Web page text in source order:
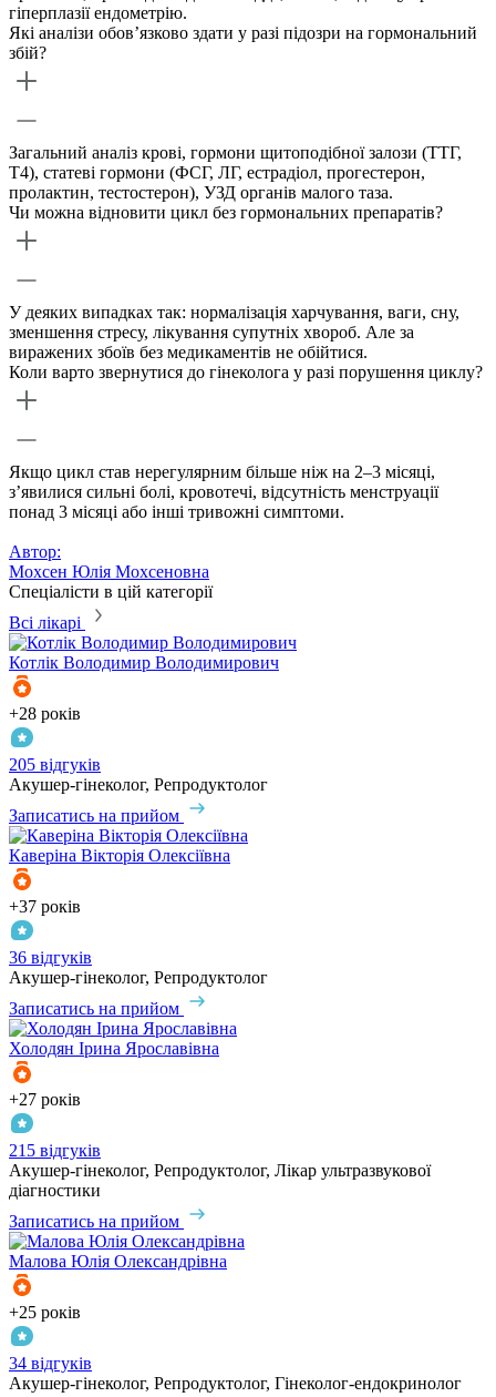
гіперплазії ендометрію.
Які аналізи обов’язково здати у разі підозри на гормональний
збій?
Загальний аналіз крові, гормони щитоподібної залози (ТТГ,
Т4), статеві гормони (ФСГ, ЛГ, естрадіол, прогестерон,
пролактин, тестостерон), УЗД органів малого таза.
Чи можна відновити цикл без гормональних препаратів?
У деяких випадках так: нормалізація харчування, ваги, сну,
зменшення стресу, лікування супутніх хвороб. Але за
виражених збоїв без медикаментів не обійтися.
Коли варто звернутися до гінеколога у разі порушення циклу?
Якщо цикл став нерегулярним більше ніж на 2–3 місяці,
з’явилися сильні болі, кровотечі, відсутність менструації
понад 3 місяці або інші тривожні симптоми.
Автор:
Мохсен Юлія Мохсеновна
Спеціалісти в цій категорії
Всі лікарі
Котлік Володимир Володимирович
+28 років
205 відгуків
Акушер-гінеколог, Репродуктолог
Записатись на прийом
Каверіна Вікторія Олексіївна
+37 років
36 відгуків
Акушер-гінеколог, Репродуктолог
Записатись на прийом
Холодян Ірина Ярославівна
+27 років
215 відгуків
Акушер-гінеколог, Репродуктолог, Лікар ультразвукової
діагностики
Записатись на прийом
Малова Юлія Олександрівна
+25 років
34 відгуків
Акушер-гінеколог, Репродуктолог, Гінеколог-ендокринолог